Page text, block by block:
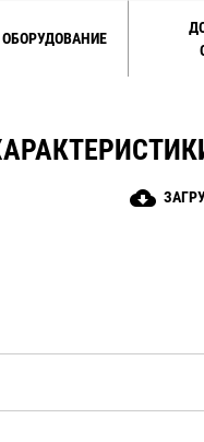
эксплуатации.
cloud_download